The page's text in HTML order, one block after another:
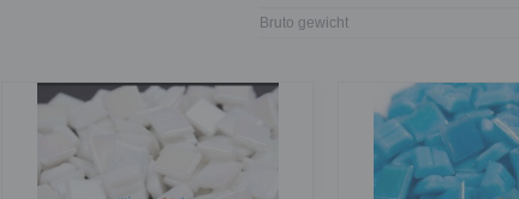
Bruto gewicht